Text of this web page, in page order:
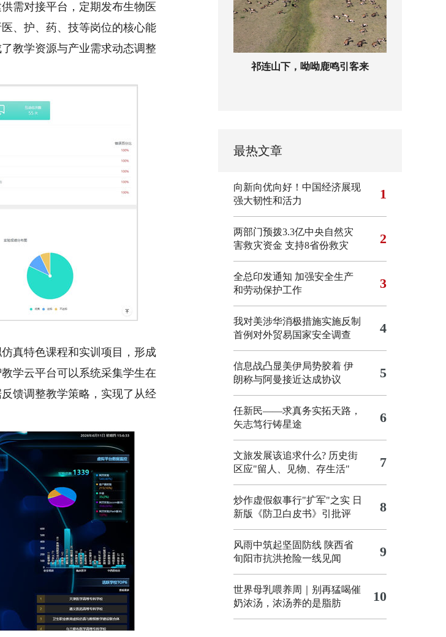
需对接平台，定期发布生物医
、护、药、技等岗位的核心能
教学资源与产业需求动态调整
真特色课程和实训项目，形成
学云平台可以系统采集学生在
馈调整教学策略，实现了从经
祁连山下，呦呦鹿鸣引客来
最热文章
向新向优向好！中国经济展现
强大韧性和活力
1
两部门预拨3.3亿中央自然灾
害救灾资金 支持8省份救灾
2
全总印发通知 加强安全生产
和劳动保护工作
3
我对美涉华消极措施实施反制
首例对外贸易国家安全调查
4
信息战凸显美伊局势胶着 伊
朗称与阿曼接近达成协议
5
任新民——求真务实拓天路，
矢志笃行铸星途
6
文旅发展该追求什么? 历史街
区应"留人、见物、存生活"
7
炒作虚假叙事行"扩军"之实 日
新版《防卫白皮书》引批评
8
风雨中筑起坚固防线 陕西省
旬阳市抗洪抢险一线见闻
9
世界母乳喂养周｜别再猛喝催
奶浓汤，浓汤养的是脂肪
10